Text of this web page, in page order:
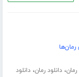
رمان‌ها
رمان،دانلود رمان،دانلود